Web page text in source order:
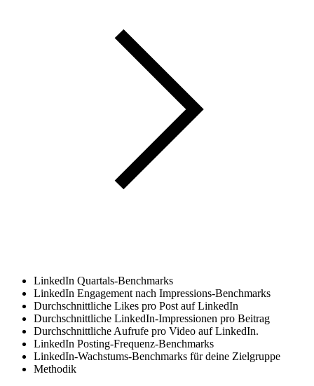
LinkedIn Quartals-Benchmarks
LinkedIn Engagement nach Impressions-Benchmarks
Durchschnittliche Likes pro Post auf LinkedIn
Durchschnittliche LinkedIn-Impressionen pro Beitrag
Durchschnittliche Aufrufe pro Video auf LinkedIn.
LinkedIn Posting-Frequenz-Benchmarks
LinkedIn-Wachstums-Benchmarks für deine Zielgruppe
Methodik